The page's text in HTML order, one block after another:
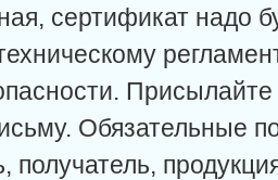
сертификат надо
Присылайте
Обязательные
получатель,